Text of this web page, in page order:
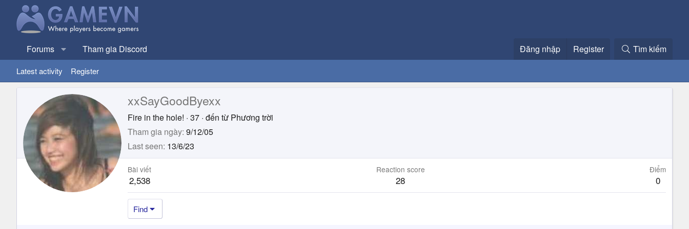
Forums Tham gia Discord Đăng nhập Register Tìm kiếm
Latest activity Register
xxSayGoodByexx
Fire in the hole! · 37 · đến từ Phương trời
Tham gia ngày 9/12/05
Last seen 13/6/23
Bài viết
2,538
Reaction score
28
Điểm
0
Find